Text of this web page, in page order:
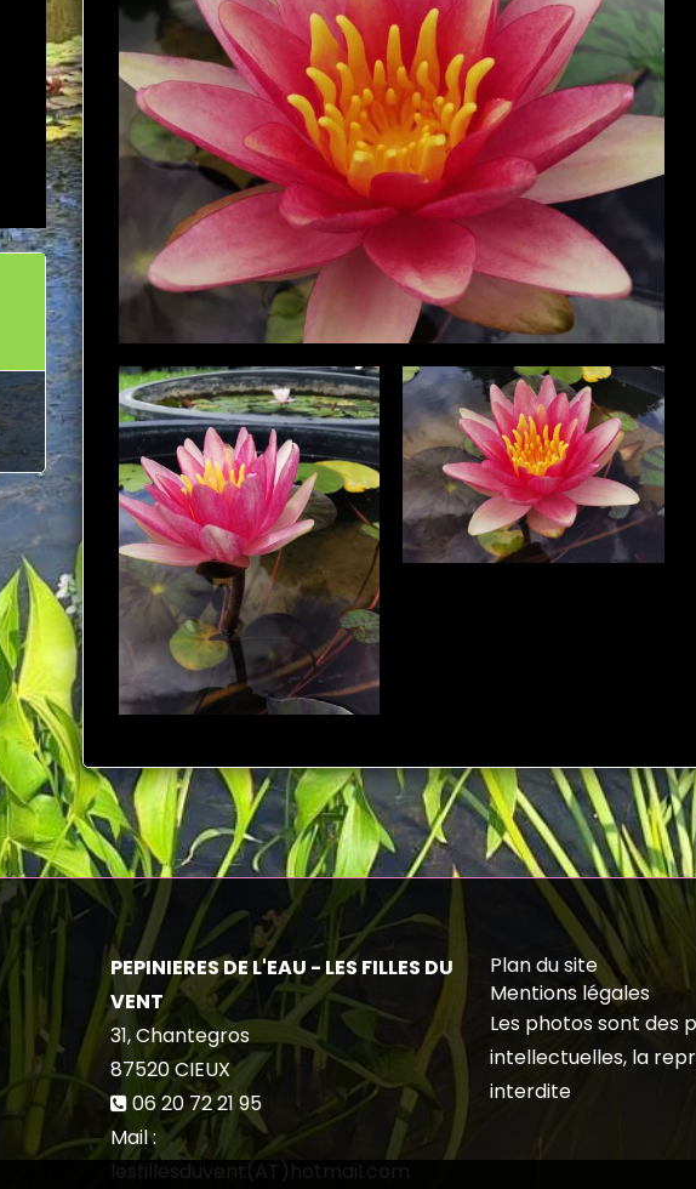
PEPINIERES DE L'EAU - LES FILLES DU
VENT
31, Chantegros
87520CIEUX
06 20 72 21 95
Mail :
lesfillesduvent(AT)hotmail.com
Plan du site
Mentions légales
Les photos sont des
intellectuelles, la
interdite